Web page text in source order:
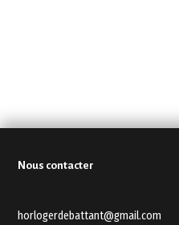
Nous contacter
horlogerdebattant@gmail.com